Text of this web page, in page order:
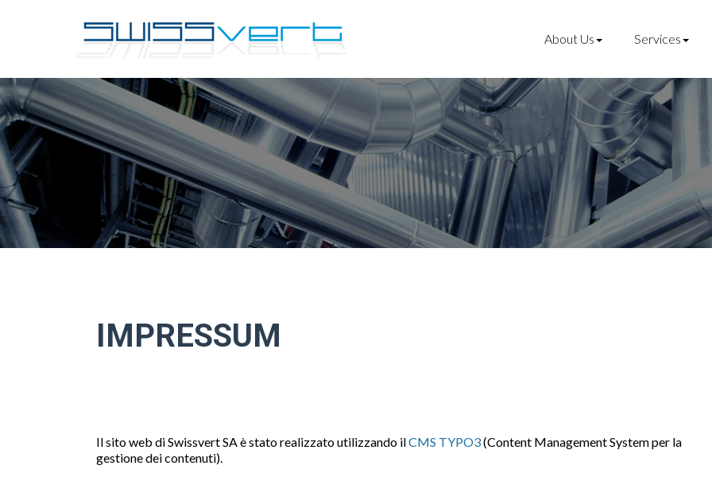
About Us Services
IMPRESSUM
Il sito web di Swissvert SA è stato realizzato utilizzando ilCMS TYPO3(Content Management System per la
gestione dei contenuti).